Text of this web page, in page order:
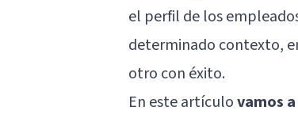
el perfil de los
determinado contexto,
otro con éxito.
En este artículovamos